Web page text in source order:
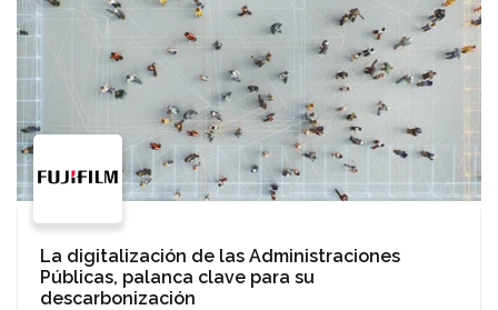
La digitalización de las Administraciones
Públicas, palanca clave para su
descarbonización